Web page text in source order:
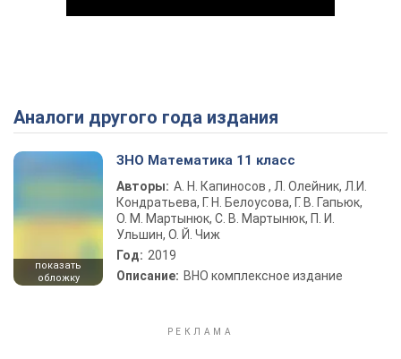
Play Video
Аналоги другого года издания
показать
обложку
ЗНО Математика 11 класс
Авторы: А. Н. Капиносов , Л. Олейник, Л.И.
Кондратьева, Г. Н. Белоусова, Г. В. Гапьюк,
О. М. Мартынюк, С. В. Мартынюк, П. И.
Ульшин, О. Й. Чиж
Год: 2019
Описание: ВНО комплексное издание